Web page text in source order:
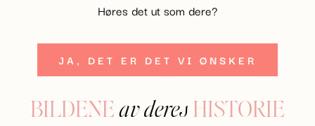
Høres det ut som dere?
JA, DET ER DET VI ØNSKER
BILDENE av deres HISTORIE